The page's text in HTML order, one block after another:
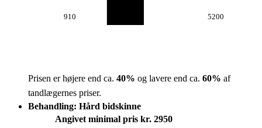
910 5200
Prisen er højere end ca. 40% og lavere end ca. 60% af
tandlægernes priser.
Behandling: Hård bidskinne
Angivet minimal pris kr. 2950